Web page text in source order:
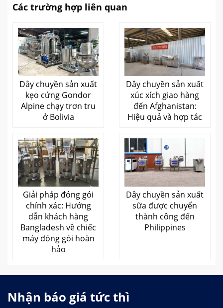
Các trường hợp liên quan
Dây chuyền sản xuất
kẹo cứng Gondor
Alpine chạy trơn tru
ở Bolivia
Dây chuyền sản xuất
xúc xích giao hàng
đến Afghanistan:
Hiệu quả và hợp tác
Giải pháp đóng gói
chính xác: Hướng
dẫn khách hàng
Bangladesh về chiếc
máy đóng gói hoàn
hảo
Dây chuyền sản xuất
sữa được chuyển
thành công đến
Philippines
Nhận báo giá tức thì